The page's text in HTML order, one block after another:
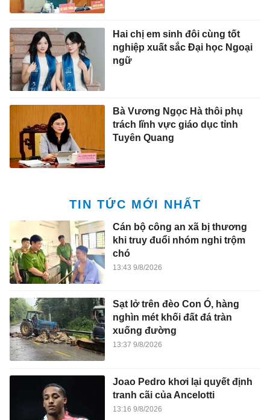
Hai chị em sinh đôi cùng tốt
nghiệp xuất sắc Đại học Ngoại
ngữ
Bà Vương Ngọc Hà thôi phụ
trách lĩnh vực giáo dục tỉnh
Tuyên Quang
TIN TỨC MỚI NHẤT
Cán bộ công an xã bị thương
khi truy đuổi nhóm nghi trộm
chó
13:43 9/8/2026
Sạt lở trên đèo Con Ó, hàng
nghìn mét khối đất đá tràn
xuống đường
13:37 9/8/2026
Joao Pedro khơi lại quyết định
tranh cãi của Ancelotti
13:16 9/8/2026